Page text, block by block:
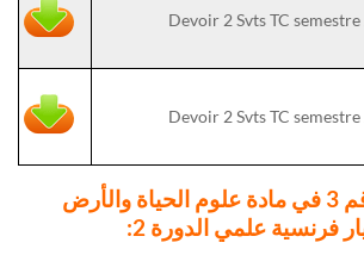
Devoir 2 Svts TC
Devoir 2 Svts TC
فرض محروس رقم 3 في مادة علوم الحياة والأرض
فرنسية علمي الدورة 2: